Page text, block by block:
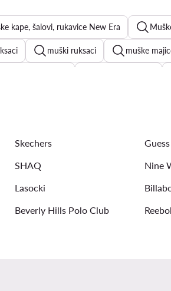
kape, šalovi, rukavice New Era
muški ruksaci muške
cipele za ljeto
Skechers Guess
SHAQ Nine
Lasocki
Beverly Hills Polo Club